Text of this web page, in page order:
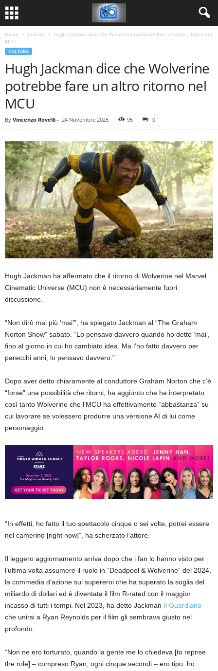
Home Cultura
Hugh Jackman dice che Wolverine potrebbe fare un altro ritorno nel
MCU
CULTURA
Hugh Jackman dice che Wolverine
potrebbe fare un altro ritorno nel
MCU
By Vincenzo Rovelli - 24 Novembre 2025 95 0
Hugh Jackman ha affermato che il ritorno di Wolverine nel Marvel
Cinematic Universe (MCU) non è necessariamente fuori
discussione.
“Non dirò mai più ‘mai'”, ha spiegato Jackman al “The Graham
Norton Show” sabato. “Lo pensavo davvero quando ho detto ‘mai’,
fino al giorno in cui ho cambiato idea. Ma l’ho fatto davvero per
parecchi anni, lo pensavo davvero.”
Dopo aver detto chiaramente al conduttore Graham Norton che c’è
“forse” una possibilità che ritorni, ha aggiunto che ha interpretato
così tanto Wolverine che l’MCU ha effettivamente “abbastanza” su
cui lavorare se volessero produrre una versione AI di lui come
personaggio.
“In effetti, ho fatto il tuo spettacolo cinque o sei volte, potrei essere
nel camerino [right now]”, ha scherzato l’attore.
Il leggero aggiornamento arriva dopo che i fan lo hanno visto per
l’ultima volta assumere il ruolo in “Deadpool & Wolverine” del 2024,
la commedia d’azione sui supereroi che ha superato la soglia del
miliardo di dollari ed è diventata il film R-rated con il maggior
incasso di tutti i tempi. Nel 2023, ha detto Jackman Il Guardiano
che unirsi a Ryan Reynolds per il film gli sembrava giusto nel
profondo.
“Non ne ero torturato, quando la gente me lo chiedeva [to reprise
the role] – compreso Ryan, ogni cinque secondi – ero tipo: ho